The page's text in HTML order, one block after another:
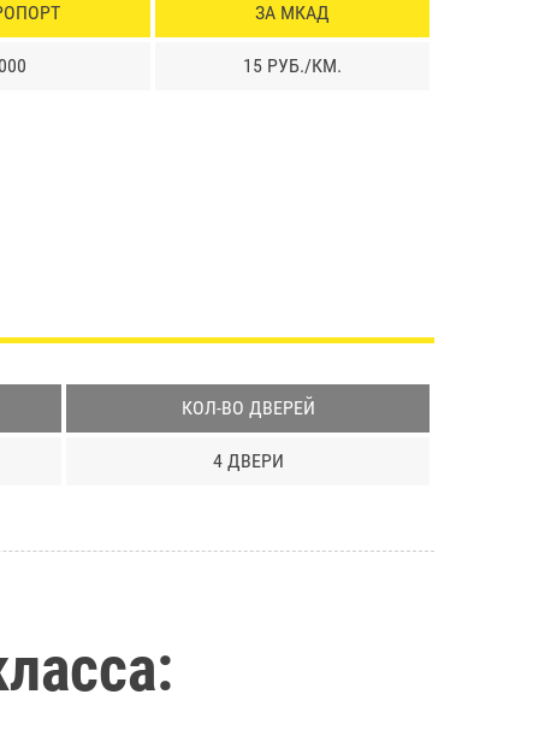
ЗА МКАД
15 РУБ./КМ.
КОЛ-ВО ДВЕРЕЙ
4 ДВЕРИ